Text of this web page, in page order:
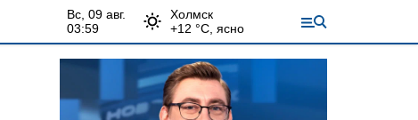
вс, 09 авг.
03:59
Холмск
+12 °С, ясно